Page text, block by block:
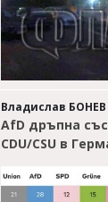
Владислав БОНЕВ
AfD дръпна
CDU/CSU в